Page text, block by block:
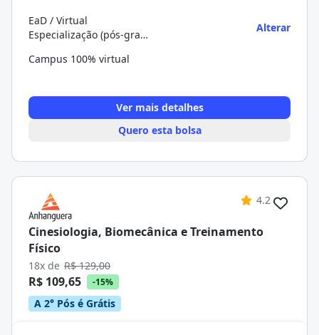
EaD / Virtual
Especialização (pós-graduação)
Alterar
Campus 100% virtual
Ver mais detalhes
Quero esta bolsa
4.2
Cinesiologia, Biomecânica e Treinamento
Físico
18x de R$ 129,00
R$ 109,65 -15%
A 2° Pós é Grátis